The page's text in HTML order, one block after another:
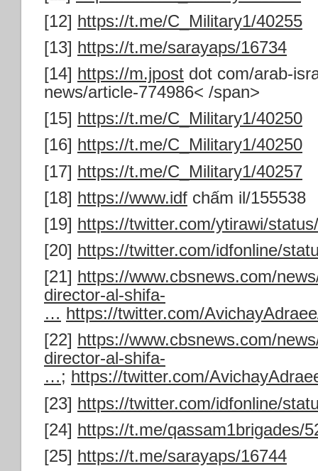
[12] https://t.me/C_Military1/40255
[13] https://t.me/sarayaps/16734
[14] https://m.jpost dot com/arab-
news/article-774986< /span>
[15] https://t.me/C_Military1/40250
[16] https://t.me/C_Military1/40250
[17] https://t.me/C_Military1/40257
[18] https://www.idf chấm il/155538
[19] https://twitter.com/ytirawi/
[20] https://twitter.com/idfonline/
[21] https://www.cbsnews.com/
director-al-shifa-
… https://twitter.com/
[22] https://www.cbsnews.com/
director-al-shifa-
…; https://twitter.com/
[23] https://twitter.com/idfonline/
[24] https://t.me/qassam1brigades/
[25] https://t.me/sarayaps/16744